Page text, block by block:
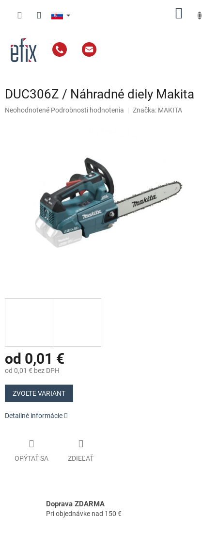
DUC306Z / Náhradné diely Makita
Priemerné
Neohodnotené Podrobnosti hodnotenia Značka: MAKITA
od 0,01 €
od 0,01 € bez DPH
Jednotková
cena:
ZVOĽTE VARIANT
Detailné informácie
OPÝTAŤ SA ZDIEĽAŤ
Doprava ZDARMA
Pri objednávke nad 150 €